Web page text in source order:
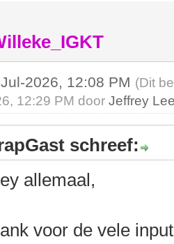
2026, 12:08 PM (Dit
12:29 PM doorJeffrey
schreef:
allemaal,
voor de vele